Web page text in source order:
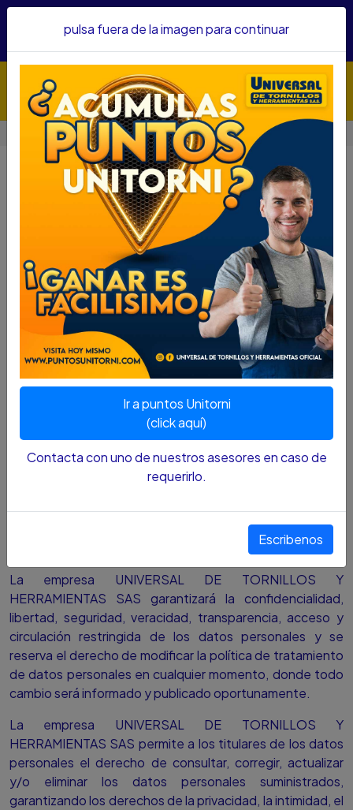
confianza&nbsp;Recibe un KIT PARRILLERO por compras
POLÍTICA DE TRATAMIENTO DE DATOS PERSONALES
POLÍTICA DE TRATAMIENTO DE DATOS
PERSONALES
La Empresa UNIVERSAL DE TORNILLOS Y
HERRAMIENTAS SAS identificada con NIT 830.512.478-
5 actuará como responsable del tratamiento de datos
personales que sean recolectados de Clientes,
Proveedores, Empleados, Contratistas, entre otros, los
cuales serán tratados bajo lo establecido en la ley y sus
disposiciones en la Ley 1266 de 2008 y en la Ley 1581 de
2012 que tratan sobre la protección de datos personales.
Teniendo en cuenta lo anterior, los titulares de los datos
personales registrados en las bases de datos de la
empresa UNIVERSAL DE TORNILLOS Y HERRAMIENTAS
SAS autorizan de manera voluntaria, previa, explícita,
informada e inequívoca, para que la empresa UNIVERSAL
datos personales para los fines relacionados con su
objeto social y en especial para fines legales,
La empresa UNIVERSAL DE TORNILLOS Y
HERRAMIENTAS SAS garantizará la confidencialidad,
libertad, seguridad, veracidad, transparencia, acceso y
circulación restringida de los datos personales y se
reserva el derecho de modificar la política de tratamiento
de datos personales en cualquier momento, donde todo
cambio será informado y publicado oportunamente.
La empresa UNIVERSAL DE TORNILLOS Y
HERRAMIENTAS SAS permite a los titulares de los datos
personales el derecho de consultar, corregir, actualizar
y/o eliminar los datos personales suministrados,
garantizando los derechos de la privacidad, la intimidad, el
pulsa fuera de la imagen para continuar
Ir a puntos Unitorni
(click aquí)
Contacta con uno de nuestros asesores en caso de
requerirlo.
Escribenos